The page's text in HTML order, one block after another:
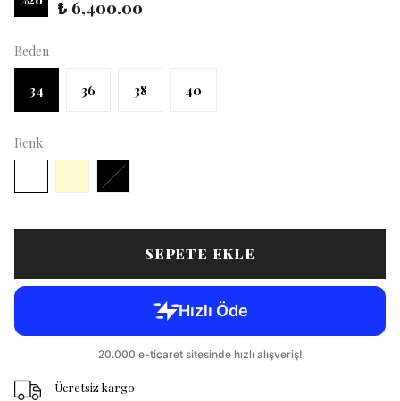
₺ 6,400.00
Beden
34 36 38 40
Renk
SEPETE EKLE
Ücretsiz kargo